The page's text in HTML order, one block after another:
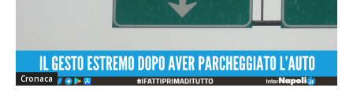
Cronaca